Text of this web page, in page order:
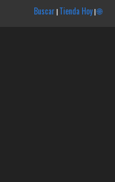
Buscar |Tienda Hoy|🌐